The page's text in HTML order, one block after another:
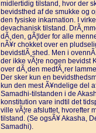
midlertidig tilstand, hvor der
bevidsthed af de smukke og
den fysiske inkarnation. I
devachanisk tilstand.
dÃ¸den, gÃ¦lder for alle
nÃ¥r chokket over en
bevidstlÃ¸shed. Men i
der ikke vÃ¦re nogen bevidst
over dÃ¸den medfÃ¸rer
Der sker kun en
kun den mest Ã¥ndelige del
Samadhi-tilstanden i de
konstitution vare indtil det
ville vÃ¦re afsluttet, hvorefter
tilstand. (Se ogsÃ¥ Akasha,
Samadhi).